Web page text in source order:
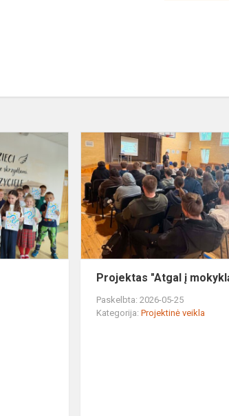
Projekt
Projektas "Atgal į
Paskelbta: 2026-05-25
Kategorija:Projektinė veikla